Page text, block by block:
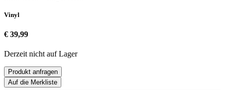
Vinyl
€ 39,99
Derzeit nicht auf Lager
Produkt anfragen
Auf die Merkliste